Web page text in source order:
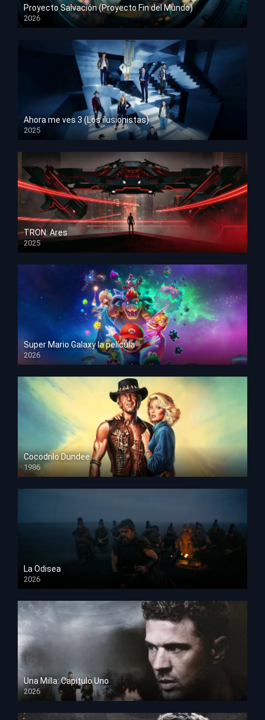
Proyecto Salvación (Proyecto Fin del Mundo)
2026
HD 1080p
Ahora me ves 3 (Los ilusionistas)
2025
HD 1080p
TRON: Ares
2025
HD 1080p
Super Mario Galaxy la película
2026
HD 1080p
Cocodrilo Dundee
1986
HD 1080p
La Odisea
2026
TS Screener
Una Milla: Capítulo Uno
2026
HD 1080p